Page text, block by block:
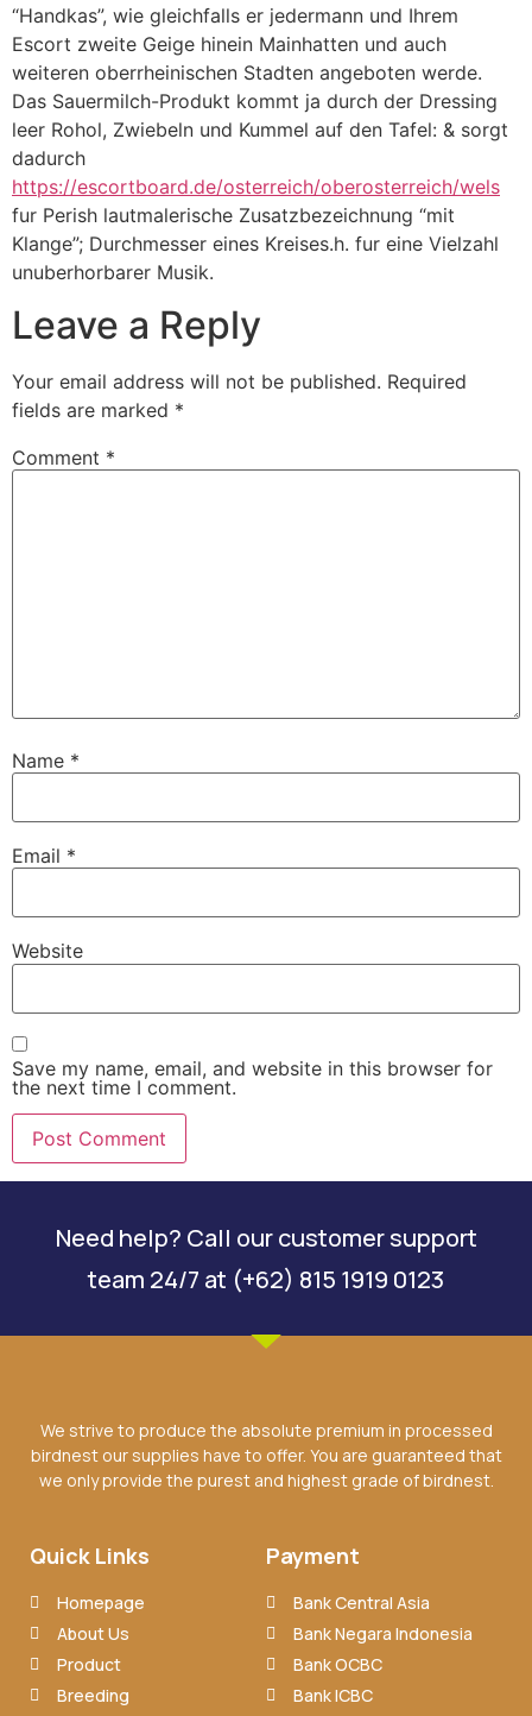
“Handkas”, wie gleichfalls er jedermann und Ihrem
Escort zweite Geige hinein Mainhatten und auch
weiteren oberrheinischen Stadten angeboten werde.
Das Sauermilch-Produkt kommt ja durch der Dressing
leer Rohol, Zwiebeln und Kummel auf den Tafel: & sorgt
dadurch
https://escortboard.de/osterreich/oberosterreich/wels
fur Perish lautmalerische Zusatzbezeichnung “mit
Klange”; Durchmesser eines Kreises.h. fur eine Vielzahl
unuberhorbarer Musik.
Leave a Reply
Your email address will not be published. Required
fields are marked *
Comment *
Name *
Email *
Website
Save my name, email, and website in this browser for
the next time I comment.
Need help? Call our customer support
team 24/7 at (+62) 815 1919 0123
We strive to produce the absolute premium in processed
birdnest our supplies have to offer. You are guaranteed that
we only provide the purest and highest grade of birdnest.
Quick Links
Homepage
About Us
Product
Breeding
Payment
Bank Central Asia
Bank Negara Indonesia
Bank OCBC
Bank ICBC